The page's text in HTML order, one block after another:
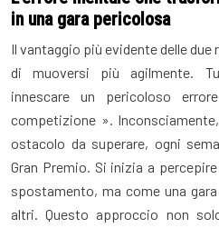
in una gara pericolosa
Il vantaggio più evidente delle
di muoversi più agilmente.
innescare un pericoloso
competizione ».
ostacolo da superare, ogni
Gran Premio. Si inizia a
spostamento, ma come una
altri. Questo approccio non